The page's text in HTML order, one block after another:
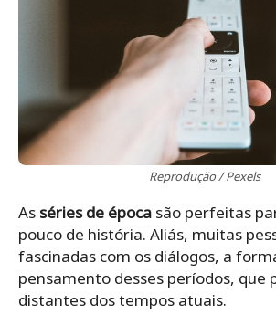
Reprodução / Pexels
As séries de época são perfeitas
pouco de história. Aliás, muitas
fascinadas com os diálogos, a
pensamento desses períodos, que
distantes dos tempos atuais.